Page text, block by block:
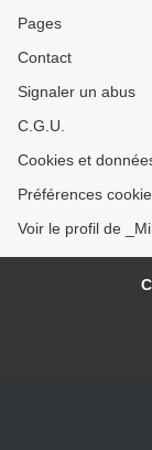
Pages
Contact
Signaler un abus
C.G.U.
Cookies et
Préférences
Voir le profil de